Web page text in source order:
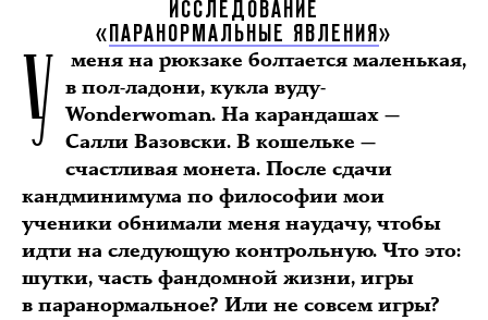
ИССЛЕДОВАНИЕ
«
ПАРАНОРМАЛЬНЫЕ ЯВЛЕНИЯ »
У
меня на рюкзаке болтается маленькая,
в пол-ладони, кукла вуду-
Wonderwoman. На карандашах —
Салли Вазовски. В кошельке —
счастливая монета. После сдачи
кандминимума по философии мои
ученики обнимали меня наудачу, чтобы
идти на следующую контрольную. Что это:
шутки, часть фандомной жизни, игры
в паранормальное? Или не совсем игры?